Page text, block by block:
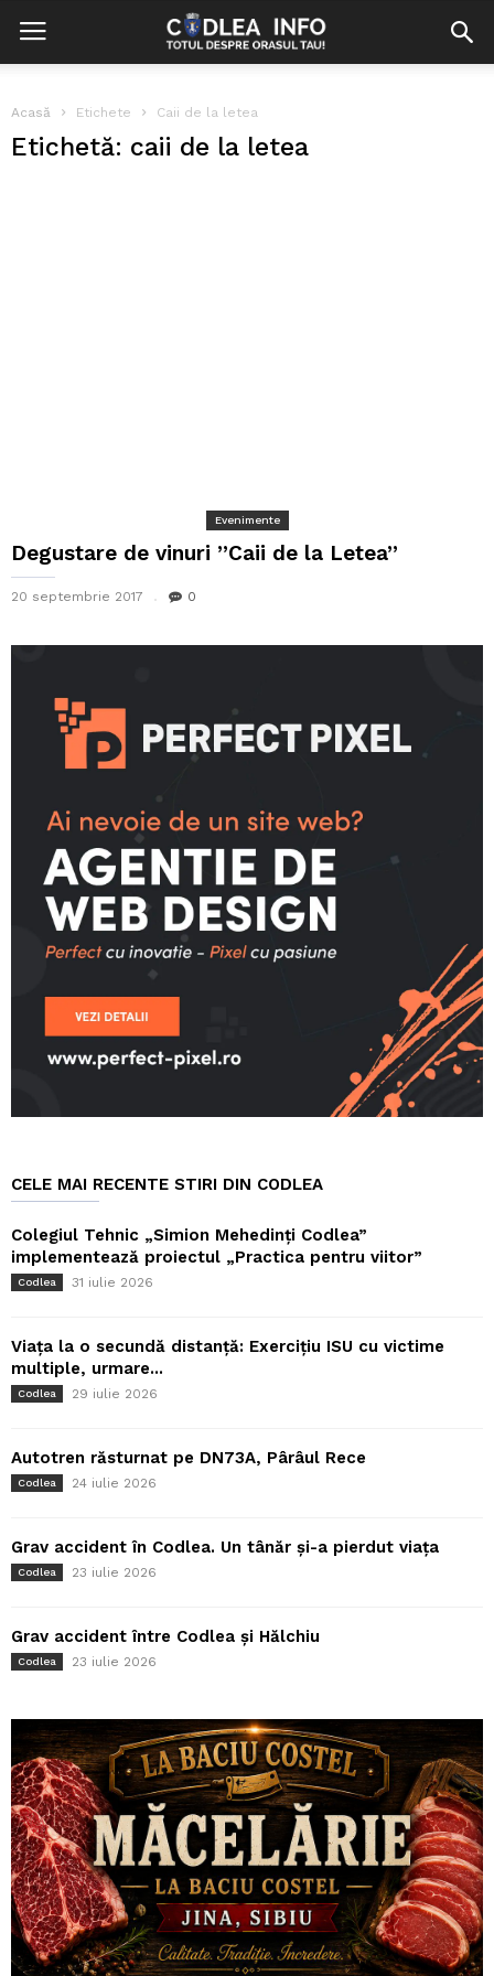
Acasă Etichete Caii de la letea
Etichetă: caii de la letea
Evenimente
Degustare de vinuri ”Caii de la Letea”
20 septembrie 2017 0
CELE MAI RECENTE STIRI DIN CODLEA
Colegiul Tehnic „Simion Mehedinți Codlea”
implementează proiectul „Practica pentru viitor”
Codlea 31 iulie 2026
Viața la o secundă distanță: Exercițiu ISU cu victime
multiple, urmare...
Codlea 29 iulie 2026
Autotren răsturnat pe DN73A, Pârâul Rece
Codlea 24 iulie 2026
Grav accident în Codlea. Un tânăr și-a pierdut viața
Codlea 23 iulie 2026
Grav accident între Codlea și Hălchiu
Codlea 23 iulie 2026